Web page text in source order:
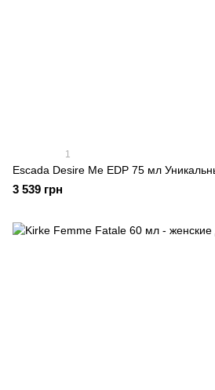
1
Escada Desire Me EDP 75 мл
3 539 грн